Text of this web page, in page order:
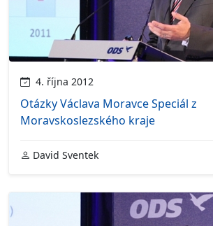
4. října 2012
Otázky Václava Moravce Speciál z
Moravskoslezského kraje
David Sventek